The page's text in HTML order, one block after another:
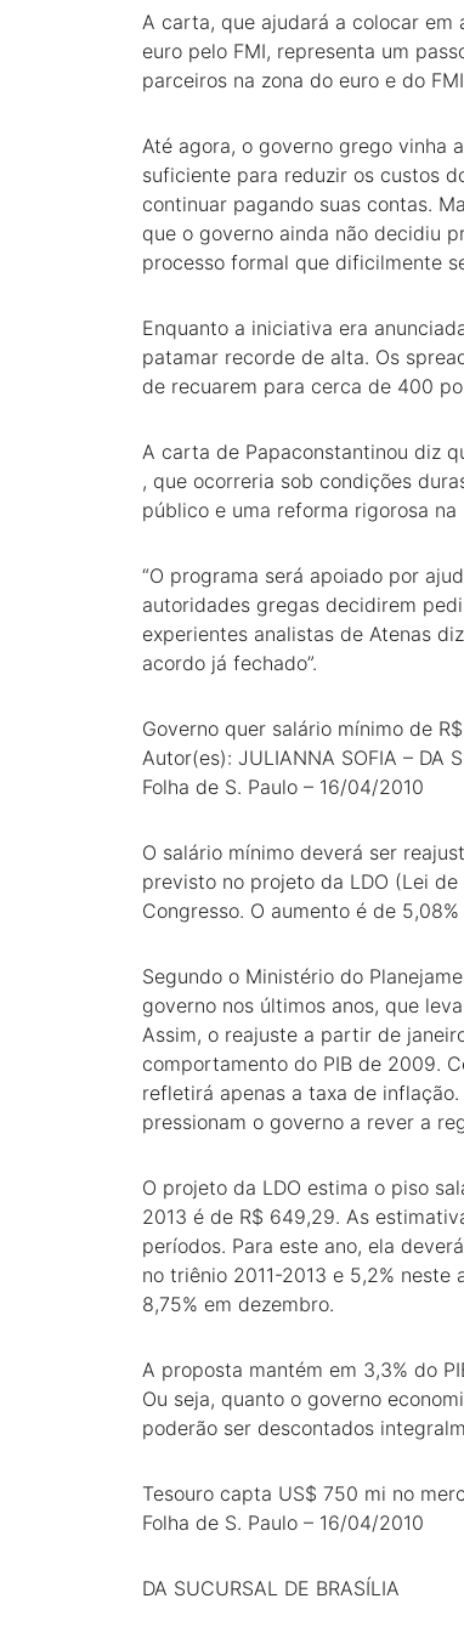
A carta, que ajudará a colocar em
euro pelo FMI, representa um
parceiros na zona do euro e do
Até agora, o governo grego vinha
suficiente para reduzir os custos
continuar pagando suas contas.
que o governo ainda não decidiu
processo formal que dificilmente
Enquanto a iniciativa era
patamar recorde de alta. Os
de recuarem para cerca de 400
A carta de Papaconstantinou diz
, que ocorreria sob condições
público e uma reforma rigorosa
“O programa será apoiado por
autoridades gregas decidirem
experientes analistas de Atenas
acordo já fechado”.
Governo quer salário mínimo de
Autor(es): JULIANNA SOFIA – DA
Folha de S. Paulo – 16/04/2010
O salário mínimo deverá ser
previsto no projeto da LDO (Lei
Congresso. O aumento é de
Segundo o Ministério do
governo nos últimos anos, que
Assim, o reajuste a partir de
comportamento do PIB de 2009.
refletirá apenas a taxa de
pressionam o governo a rever a
O projeto da LDO estima o piso
2013 é de R$ 649,29. As
períodos. Para este ano, ela
no triênio 2011-2013 e 5,2%
8,75% em dezembro.
A proposta mantém em 3,3% do
Ou seja, quanto o governo
poderão ser descontados
Tesouro capta US$ 750 mi no
Folha de S. Paulo – 16/04/2010
DA SUCURSAL DE BRASÍLIA